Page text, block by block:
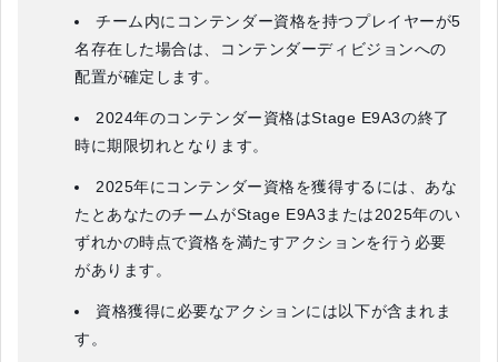
チーム内にコンテンダー資格を持つプレイヤーが5
名存在した場合は、コンテンダーディビジョンへの
配置が確定します。
2024年のコンテンダー資格はStage E9A3の終了
時に期限切れとなります。
2025年にコンテンダー資格を獲得するには、あな
たとあなたのチームがStage E9A3または2025年のい
ずれかの時点で資格を満たすアクションを行う必要
があります。
資格獲得に必要なアクションには以下が含まれま
す。